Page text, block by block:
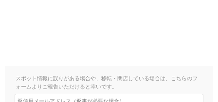
スポット情報に誤りがある場合や、移転・閉店している場合は、こちらのフ
ォームよりご報告いただけると幸いです。